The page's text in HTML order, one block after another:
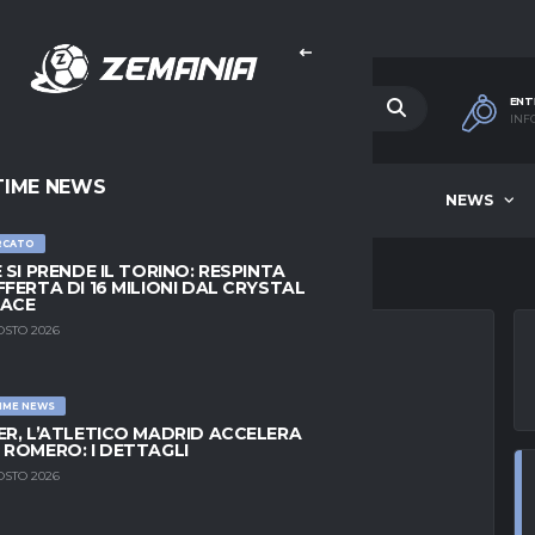
NEWS
NEWS
SI PRENDE IL TORINO: RESPINTA
DI 16 MILIONI DAL CRYSTAL
2026
NEWS
L’ATLETICO MADRID ACCELERA
ROMERO: I DETTAGLI
2026
ANCORA
I RE DEL